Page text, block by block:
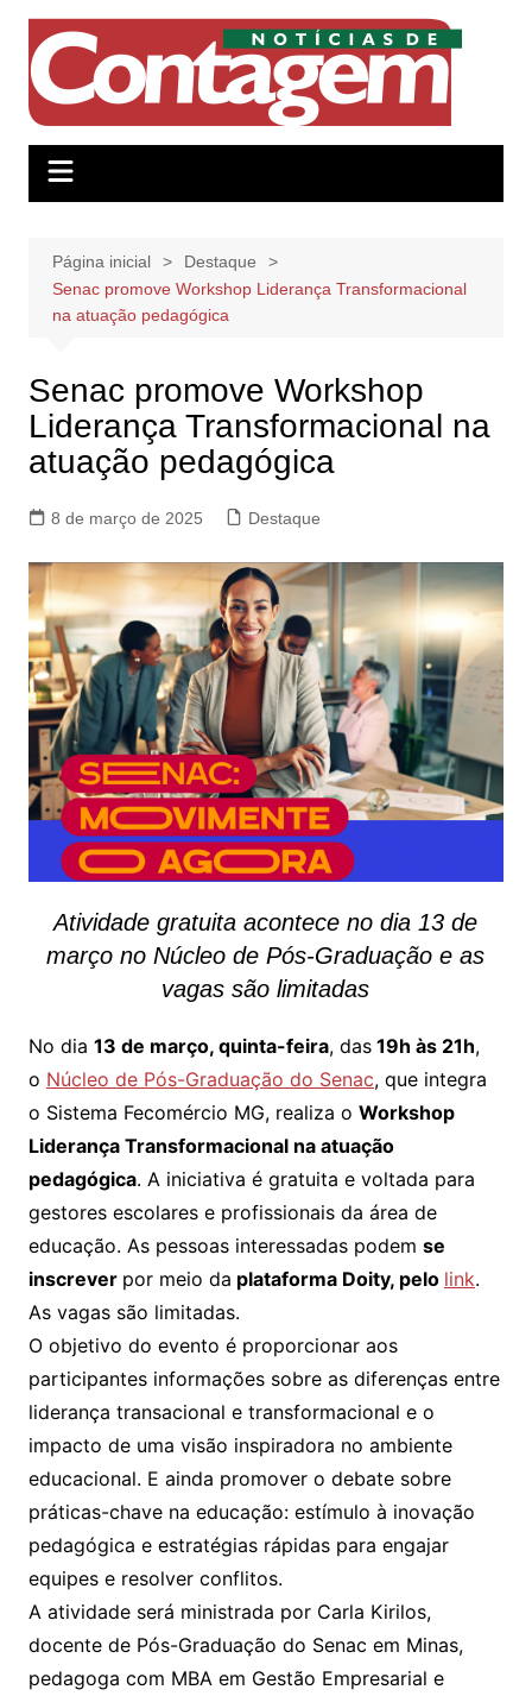
conteúdo
Página inicial
Destaque
Senac promove Workshop Liderança Transformacional
na atuação pedagógica
Senac promove Workshop
Liderança Transformacional na
atuação pedagógica
8 de março de 2025 Destaque
Atividade gratuita acontece no dia 13 de
março no Núcleo de Pós-Graduação e as
vagas são limitadas
No dia 13 de março, quinta-feira, das19h às 21h,
o Núcleo de Pós-Graduação do Senac, que integra
o Sistema Fecomércio MG, realiza o Workshop
Liderança Transformacional na atuação
pedagógica. A iniciativa é gratuita e voltada para
gestores escolares e profissionais da área de
educação. As pessoas interessadas podem se
inscrever por meio da plataforma Doity, pelo link.
As vagas são limitadas.
O objetivo do evento é proporcionar aos
participantes informações sobre as diferenças entre
liderança transacional e transformacional e o
impacto de uma visão inspiradora no ambiente
educacional. E ainda promover o debate sobre
práticas-chave na educação: estímulo à inovação
pedagógica e estratégias rápidas para engajar
equipes e resolver conflitos.
A atividade será ministrada por Carla Kirilos,
docente de Pós-Graduação do Senac em Minas,
pedagoga com MBA em Gestão Empresarial e